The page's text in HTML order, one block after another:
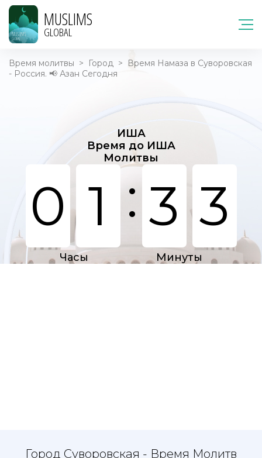
MUSLIMS
GLOBAL
Время молитвы > Город >
Время Намаза в Суворовская
- Россия. 📢 Азан Сегодня
ИША
Время до ИША
Молитвы
0 1 : 3 3
Часы Минуты
Город Суворовская - Время Молитв